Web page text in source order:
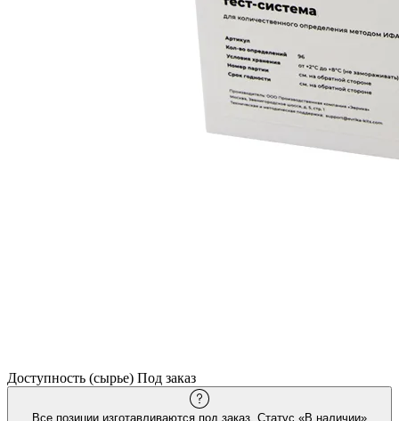
Доступность (сырье) Под заказ
Все позиции изготавливаются под заказ. Статус «В наличии»